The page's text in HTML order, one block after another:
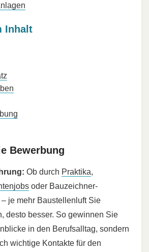
Inhalt
Bewerbung
Ob durch Praktika,
oder Bauzeichner-
je mehr Baustellenluft Sie
desto besser. So gewinnen Sie
in den Berufsalltag, sondern
wichtige Kontakte für den